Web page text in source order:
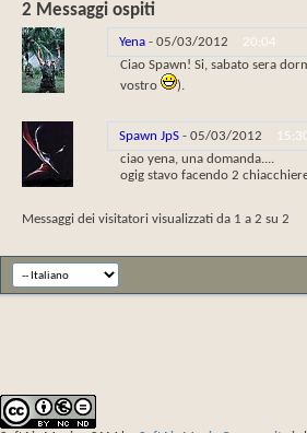
2 Messaggi ospiti
Yena - 05/03/2012
20:04
Ciao Spawn! Si, sabato sera
vostro
).
Spawn JpS - 05/03/2012
ciao yena, una domanda....
ogig stavo facendo 2
Messaggi dei visitatori visualizzati da 1 a 2 su 2